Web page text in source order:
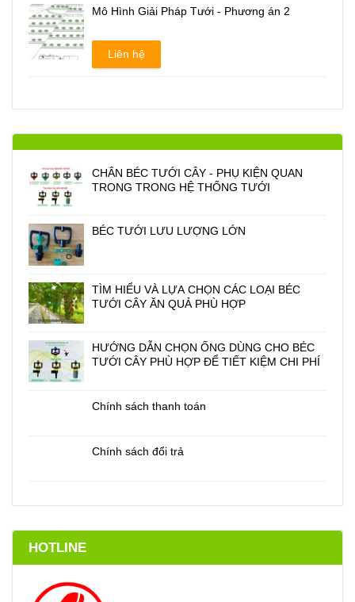
Mô Hình Giải Pháp Tưới - Phương án 2
Liên hệ
CHÂN BÉC TƯỚI CÂY - PHỤ KIỆN QUAN
TRONG TRONG HỆ THỐNG TƯỚI
BÉC TƯỚI LƯU LƯỢNG LỚN
TÌM HIỂU VÀ LỰA CHỌN CÁC LOẠI BÉC
TƯỚI CÂY ĂN QUẢ PHÙ HỢP
HƯỚNG DẪN CHỌN ỐNG DÙNG CHO BÉC
TƯỚI CÂY PHÙ HỢP ĐỂ TIẾT KIỆM CHI PHÍ
Chính sách thanh toán
Chính sách đổi trả
HOTLINE